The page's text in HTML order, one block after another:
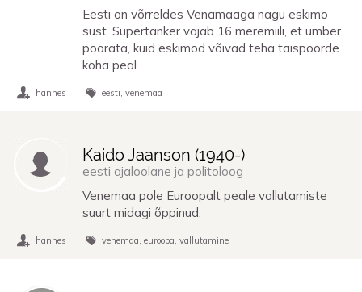
Eesti on võrreldes Venamaaga nagu eskimo
süst. Supertanker vajab 16 meremiili, et ümber
pöörata, kuid eskimod võivad teha täispöörde
koha peal.
hannes eesti venemaa
Kaido Jaanson (1940-)
eesti ajaloolane ja politoloog
Venemaa pole Euroopalt peale vallutamiste
suurt midagi õppinud.
hannes venemaa euroopa vallutamine